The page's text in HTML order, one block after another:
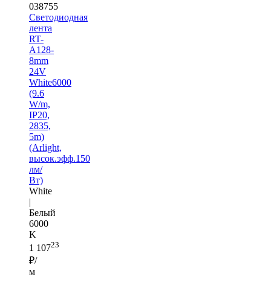
038755
Светодиодная
лента
RT-
A128-
8mm
24V
White6000
(9.6
W/m,
IP20,
2835,
5m)
(Arlight,
высок.эфф.150
лм/
Вт)
White
|
Белый
6000
K
1 10723
₽/
м